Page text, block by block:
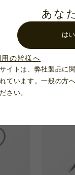
あな
はい
用の皆様へ
イトは、弊社製品に
ています。一般の方
さい。
製品番号：
マイクロ
110mm